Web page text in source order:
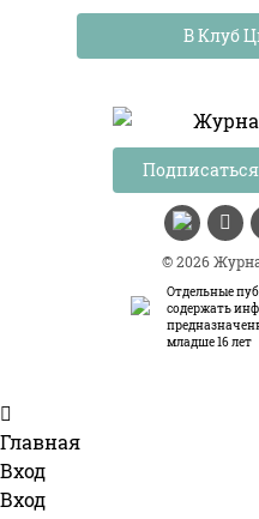
© 2026
Отдельные
содержать
младше 16 лет
В Клуб
Главная
Вход
Вход